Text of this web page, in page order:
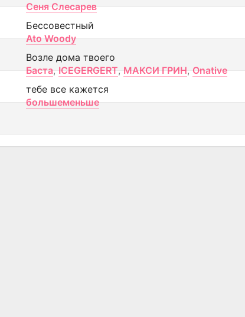
Сеня Слесарев
Бессовестный
Ato Woody
Возле дома твоего
Баста, ICEGERGERT, МАКСИ ГРИН, Onative
тебе все кажется
большеменьше